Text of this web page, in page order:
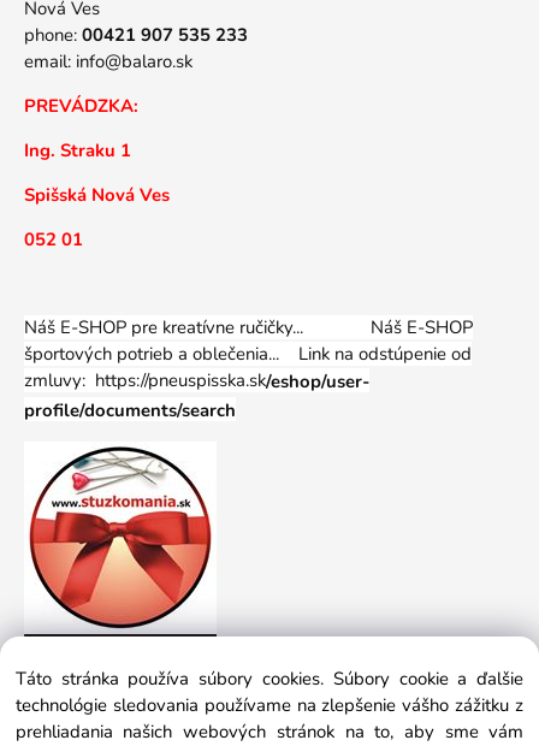
Nová Ves
phone: 00421 907 535 233
email: info@balaro.sk
PREVÁDZKA:
Ing. Straku 1
Spišská Nová Ves
052 01
Náš E-SHOP pre kreatívne ručičky... Náš E-SHOP
športových potrieb a oblečenia... Link na odstúpenie od
zmluvy: https://pneuspisska.sk/eshop/user-
profile/documents/search
Táto stránka používa súbory cookies. Súbory cookie a ďalšie
technológie sledovania používame na zlepšenie vášho zážitku z
prehliadania našich webových stránok na to, aby sme vám